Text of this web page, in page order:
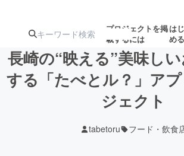
プロジェクトを掲
載するには
はじ
める
注目の新着プロ募集終了
長崎の“映える”美味し
する「たべとル？」ア
ジェクト
tabetoru フード・飲食